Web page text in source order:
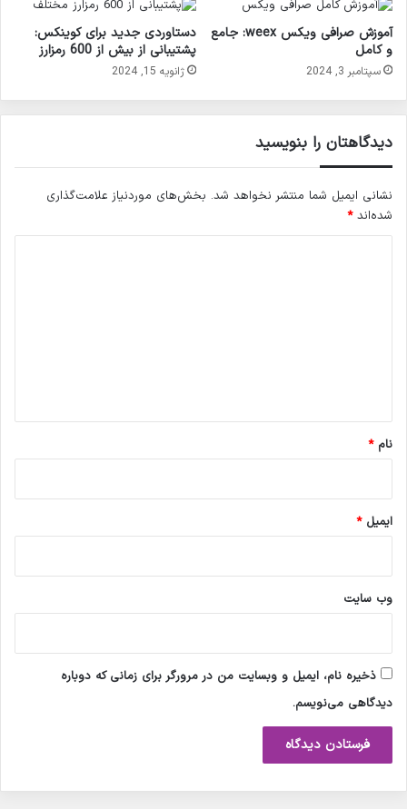
آموزش صرافی ویکس weex: جامع
و کامل
سپتامبر 3, 2024
دستاوردی جدید برای کوینکس:
پشتیبانی از بیش از 600 رمزارز
ژانویه 15, 2024
دیدگاهتان را بنویسید
نشانی ایمیل شما منتشر نخواهد شد. بخش‌های موردنیاز علامت‌گذاری
شده‌اند*
نام*
ایمیل*
وب‌ سایت
ذخیره نام، ایمیل و وبسایت من در مرورگر برای زمانی که دوباره
دیدگاهی می‌نویسم.